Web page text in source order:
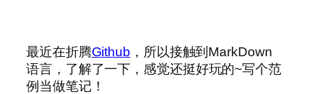
最近在折腾Github ，所以接触到MarkDown
语言，了解了一下，感觉还挺好玩的~写个范
例当做笔记！